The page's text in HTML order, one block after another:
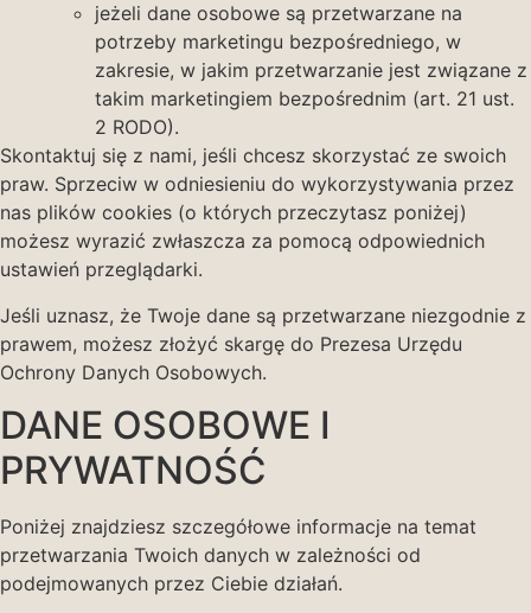
jeżeli dane osobowe są przetwarzane na
potrzeby marketingu bezpośredniego, w
zakresie, w jakim przetwarzanie jest związane z
takim marketingiem bezpośrednim (art. 21 ust.
2 RODO).
Skontaktuj się z nami, jeśli chcesz skorzystać ze swoich
praw. Sprzeciw w odniesieniu do wykorzystywania przez
nas plików cookies (o których przeczytasz poniżej)
możesz wyrazić zwłaszcza za pomocą odpowiednich
ustawień przeglądarki.
Jeśli uznasz, że Twoje dane są przetwarzane niezgodnie z
prawem, możesz złożyć skargę do Prezesa Urzędu
Ochrony Danych Osobowych.
DANE OSOBOWE I
PRYWATNOŚĆ
Poniżej znajdziesz szczegółowe informacje na temat
przetwarzania Twoich danych w zależności od
podejmowanych przez Ciebie działań.